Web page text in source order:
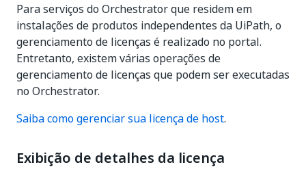
Para serviços do Orchestrator que residem em
instalações de produtos independentes da UiPath, o
gerenciamento de licenças é realizado no portal.
Entretanto, existem várias operações de
gerenciamento de licenças que podem ser executadas
no Orchestrator.
Saiba como gerenciar sua licença de host.
Exibição de detalhes da licença